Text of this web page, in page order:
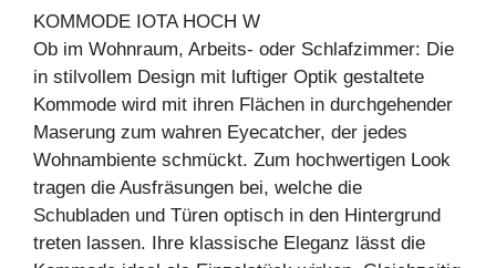
KOMMODE IOTA HOCH W
Ob im Wohnraum, Arbeits- oder Schlafzimmer: Die
in stilvollem Design mit luftiger Optik gestaltete
Kommode wird mit ihren Flächen in durchgehender
Maserung zum wahren Eyecatcher, der jedes
Wohnambiente schmückt. Zum hochwertigen Look
tragen die Ausfräsungen bei, welche die
Schubladen und Türen optisch in den Hintergrund
treten lassen. Ihre klassische Eleganz lässt die